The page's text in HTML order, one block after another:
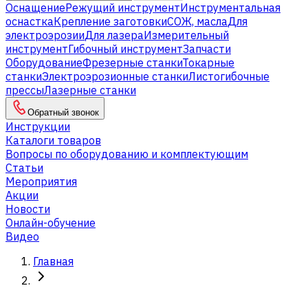
ОснащениеРежущий инструментИнструментальная
оснасткаКрепление заготовкиСОЖ, маслаДля
электроэрозииДля лазераИзмерительный
инструментГибочный инструментЗапчасти
ОборудованиеФрезерные станкиТокарные
станкиЭлектроэрозионные станкиЛистогибочные
прессыЛазерные станки
Обратный звонок
Инструкции
Каталоги товаров
Вопросы по оборудованию и комплектующим
Статьи
Мероприятия
Акции
Новости
Онлайн-обучение
Видео
Главная